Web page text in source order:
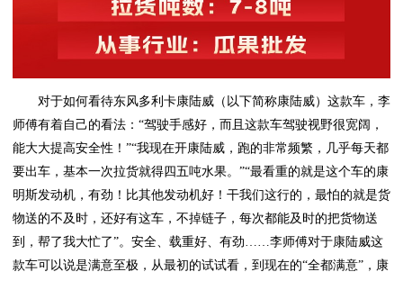
对于如何看待东风多利卡康陆威（以下简称康陆威）这款车，李
师傅有着自己的看法：“驾驶手感好，而且这款车驾驶视野很宽阔，
能大大提高安全性！”“我现在开康陆威，跑的非常频繁，几乎每天都
要出车，基本一次拉货就得四五吨水果。”“最看重的就是这个车的康
明斯发动机，有劲！比其他发动机好！干我们这行的，最怕的就是货
物送的不及时，还好有这车，不掉链子，每次都能及时的把货物送
到，帮了我大忙了”。安全、载重好、有劲……李师傅对于康陆威这
款车可以说是满意至极，从最初的试试看，到现在的“全都满意”，康